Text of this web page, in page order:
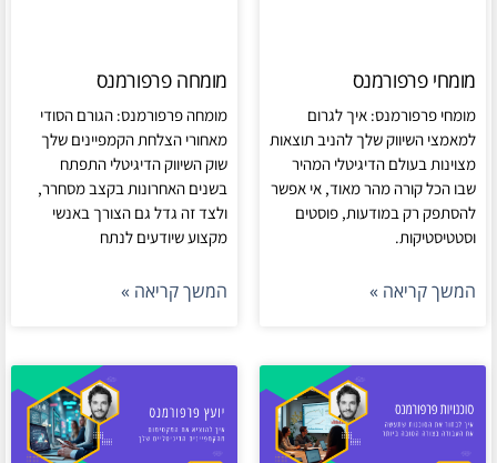
מומחי פרפורמנס
מומחי פרפורמנס: איך לגרום
למאמצי השיווק שלך להניב תוצאות
מצוינות בעולם הדיגיטלי המהיר
שבו הכל קורה מהר מאוד, אי אפשר
להסתפק רק במודעות, פוסטים
וסטטיסטיקות.
המשך קריאה »
מומחה פרפורמנס
מומחה פרפורמנס: הגורם הסודי
מאחורי הצלחת הקמפיינים שלך
שוק השיווק הדיגיטלי התפתח
בשנים האחרונות בקצב מסחרר,
ולצד זה גדל גם הצורך באנשי
מקצוע שיודעים לנתח
המשך קריאה »